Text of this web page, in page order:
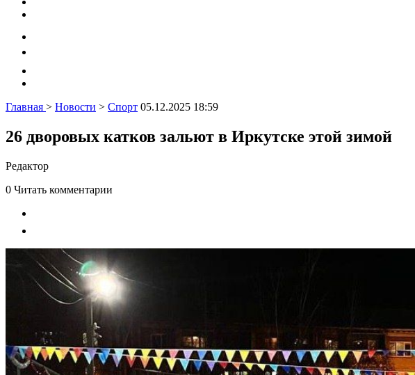
Главная > Новости > Спорт 05.12.2025 18:59
26 дворовых катков зальют в Иркутске этой зимой
Редактор
0 Читать комментарии